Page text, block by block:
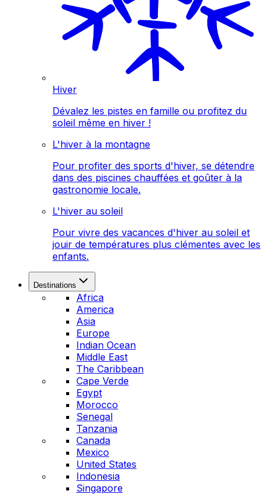
Hiver
Dévalez les pistes en famille ou profitez du
soleil même en hiver !
L'hiver à la montagne
Pour profiter des sports d'hiver, se détendre
dans des piscines chauffées et goûter à la
gastronomie locale.
L'hiver au soleil
Pour vivre des vacances d'hiver au soleil et
jouir de températures plus clémentes avec les
enfants.
Destinations
Africa
America
Asia
Europe
Indian Ocean
Middle East
The Caribbean
Cape Verde
Egypt
Morocco
Senegal
Tanzania
Canada
Mexico
United States
Indonesia
Singapore